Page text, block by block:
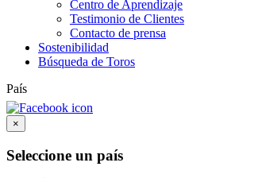
Centro de Aprendizaje
Testimonio de Clientes
Contacto de prensa
Sostenibilidad
Búsqueda de Toros
País
×
Seleccione un país